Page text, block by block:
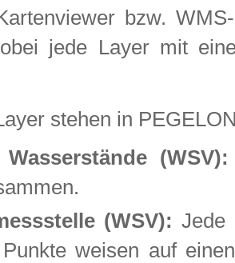
bzw.
jede Layer mit
stehen in
(WSV):
(WSV): Jede
weisen auf